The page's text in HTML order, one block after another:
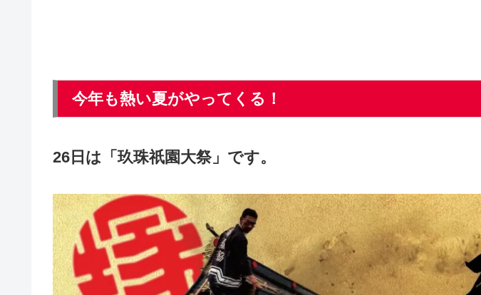
今年も熱い夏がやってくる！
26日は「玖珠祇園大祭」です。